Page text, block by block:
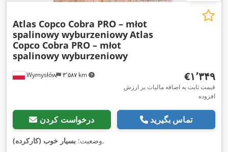
Wymysłów ۳٬۵۸۷ km
Atlas Copco Cobra PRO – młot
spalinowy wyburzeniowyAtlas
Copco Cobra PRO – młot
spalinowy wyburzeniowy
‎€۱٬۳۴۹
قیمت ثابت به اضافه مالیات بر ارزش
افزوده
درخواست کردن تماس بگیرید
وضعیت: بسیار خوب (کارکرده) ,